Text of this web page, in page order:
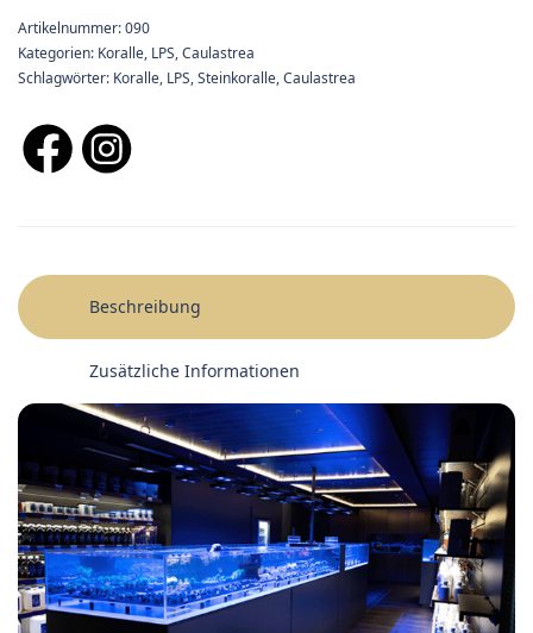
Artikelnummer:090
Kategorien: Koralle, LPS,Caulastrea
Schlagwörter: Koralle, LPS,Steinkoralle,Caulastrea
Beschreibung
Zusätzliche Informationen